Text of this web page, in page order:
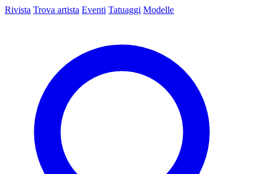
Rivista Trova artista Eventi Tatuaggi Modelle